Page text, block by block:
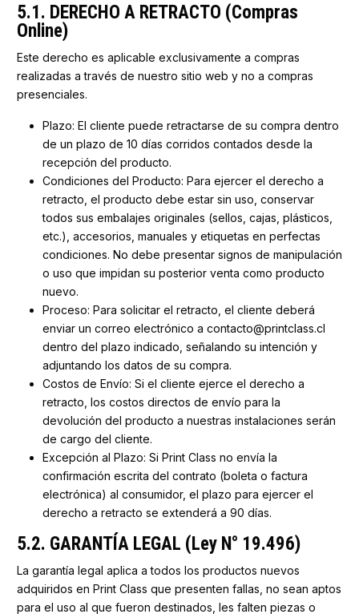
5.1. DERECHO A RETRACTO (Compras
Online)
Este derecho es aplicable exclusivamente a compras
realizadas a través de nuestro sitio web y no a compras
presenciales.
Plazo: El cliente puede retractarse de su compra dentro
de un plazo de 10 días corridos contados desde la
recepción del producto.
Condiciones del Producto: Para ejercer el derecho a
retracto, el producto debe estar sin uso, conservar
todos sus embalajes originales (sellos, cajas, plásticos,
etc.), accesorios, manuales y etiquetas en perfectas
condiciones. No debe presentar signos de manipulación
o uso que impidan su posterior venta como producto
nuevo.
Proceso: Para solicitar el retracto, el cliente deberá
enviar un correo electrónico a contacto@printclass.cl
dentro del plazo indicado, señalando su intención y
adjuntando los datos de su compra.
Costos de Envío: Si el cliente ejerce el derecho a
retracto, los costos directos de envío para la
devolución del producto a nuestras instalaciones serán
de cargo del cliente.
Excepción al Plazo: Si Print Class no envía la
confirmación escrita del contrato (boleta o factura
electrónica) al consumidor, el plazo para ejercer el
derecho a retracto se extenderá a 90 días.
5.2. GARANTÍA LEGAL (Ley N° 19.496)
La garantía legal aplica a todos los productos nuevos
adquiridos en Print Class que presenten fallas, no sean aptos
para el uso al que fueron destinados, les falten piezas o